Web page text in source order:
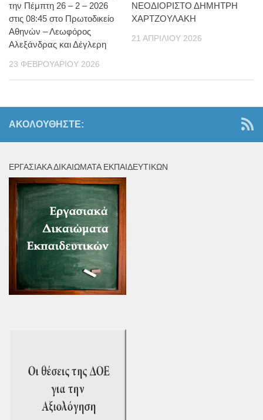
την Πέμπτη 26 – 2 – 2026
στις 08:45 στο Πρωτοδικείο
Αθηνών – Λεωφόρος
Αλεξάνδρας και Δέγλερη
23 ΦΕΒΡΟΥΑΡΊΟΥ 2026
ΝΕΟΔΙΟΡΙΣΤΟ ΔΗΜΗΤΡΗ
ΧΑΡΤΖΟΥΛΑΚΗ
21 ΑΠΡΙΛΊΟΥ 2026
ΑΚΟΛΟΥΘΉΣΤΕ:
ΕΡΓΑΣΙΑΚΆ ΔΙΚΑΙΏΜΑΤΑ ΕΚΠΑΙΔΕΥΤΙΚΏΝ